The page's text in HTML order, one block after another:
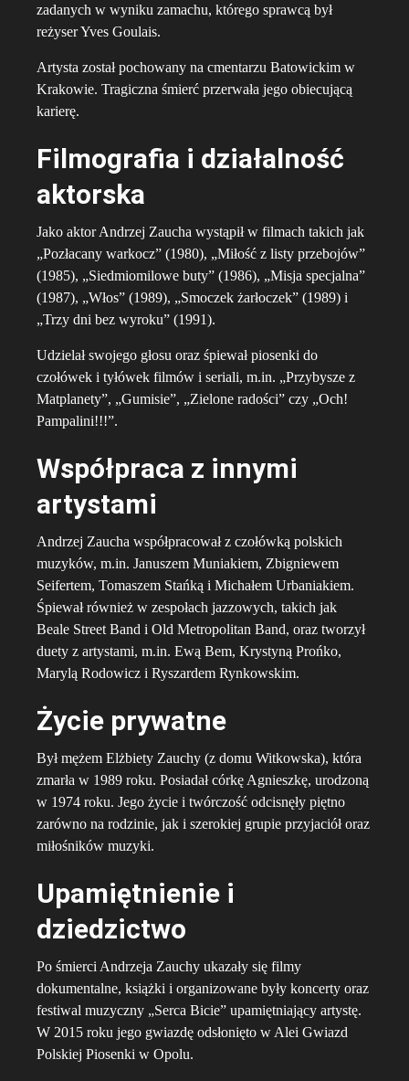
zadanych w wyniku zamachu, którego sprawcą był
reżyser Yves Goulais.
Artysta został pochowany na cmentarzu Batowickim w
Krakowie. Tragiczna śmierć przerwała jego obiecującą
karierę.
Filmografia i działalność
aktorska
Jako aktor Andrzej Zaucha wystąpił w filmach takich jak
„Pozłacany warkocz” (1980), „Miłość z listy przebojów”
(1985), „Siedmiomilowe buty” (1986), „Misja specjalna”
(1987), „Włos” (1989), „Smoczek żarłoczek” (1989) i
„Trzy dni bez wyroku” (1991).
Udzielał swojego głosu oraz śpiewał piosenki do
czołówek i tyłówek filmów i seriali, m.in. „Przybysze z
Matplanety”, „Gumisie”, „Zielone radości” czy „Och!
Pampalini!!!”.
Współpraca z innymi
artystami
Andrzej Zaucha współpracował z czołówką polskich
muzyków, m.in. Januszem Muniakiem, Zbigniewem
Seifertem, Tomaszem Stańką i Michałem Urbaniakiem.
Śpiewał również w zespołach jazzowych, takich jak
Beale Street Band i Old Metropolitan Band, oraz tworzył
duety z artystami, m.in. Ewą Bem, Krystyną Prońko,
Marylą Rodowicz i Ryszardem Rynkowskim.
Życie prywatne
Był mężem Elżbiety Zauchy (z domu Witkowska), która
zmarła w 1989 roku. Posiadał córkę Agnieszkę, urodzoną
w 1974 roku. Jego życie i twórczość odcisnęły piętno
zarówno na rodzinie, jak i szerokiej grupie przyjaciół oraz
miłośników muzyki.
Upamiętnienie i
dziedzictwo
Po śmierci Andrzeja Zauchy ukazały się filmy
dokumentalne, książki i organizowane były koncerty oraz
festiwal muzyczny „Serca Bicie” upamiętniający artystę.
W 2015 roku jego gwiazdę odsłonięto w Alei Gwiazd
Polskiej Piosenki w Opolu.